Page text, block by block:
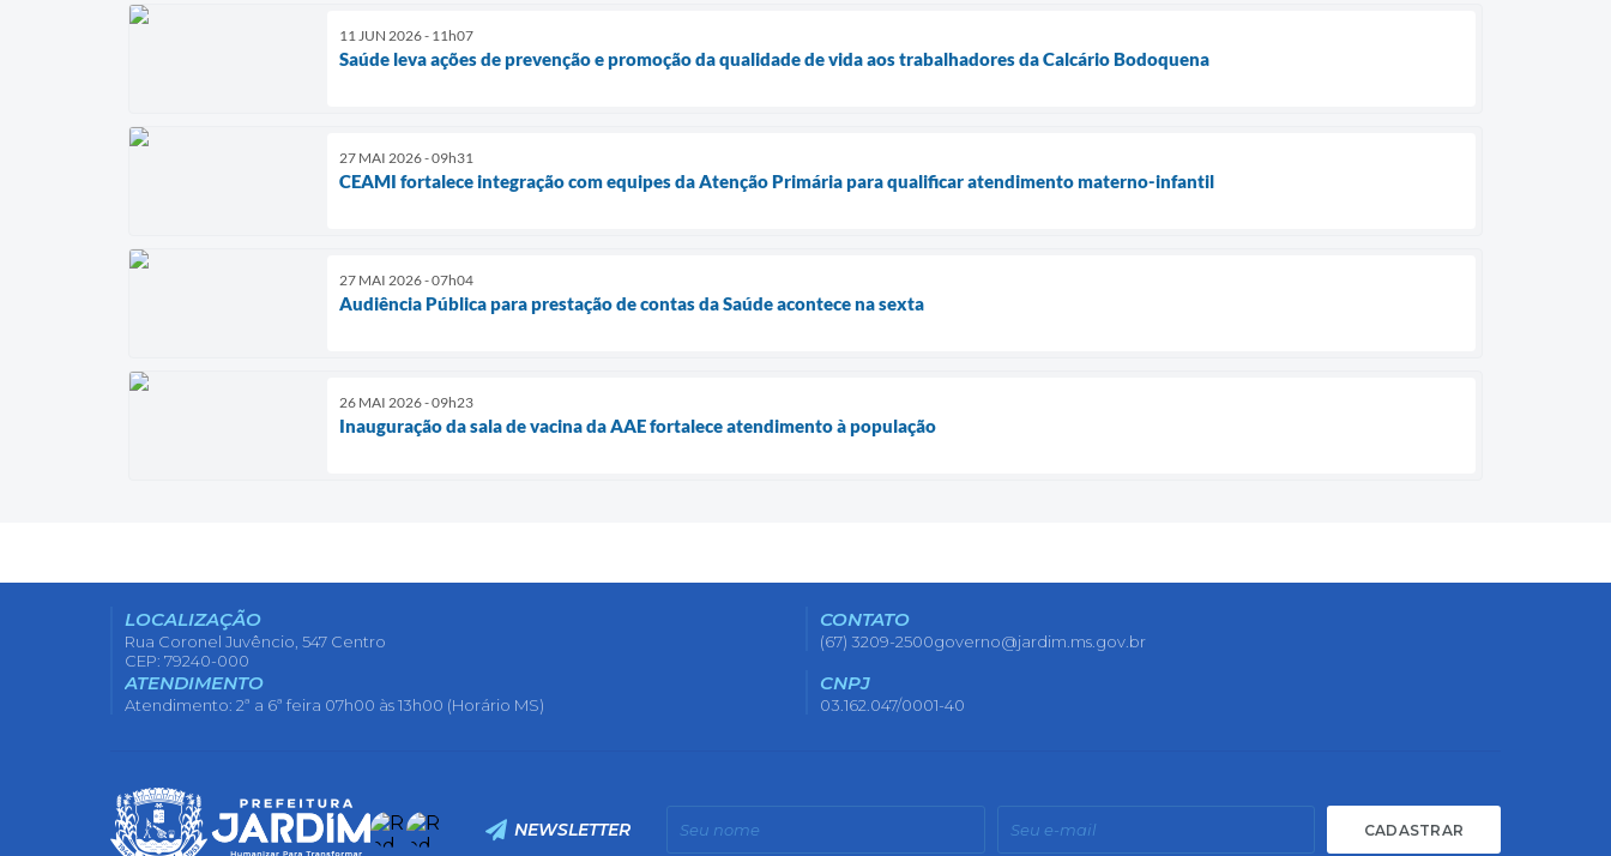
11 JUN 2026 - 11h07
Saúde leva ações de prevenção e promoção da qualidade de vida aos trabalhadores da Calcário Bodoquena
27 MAI 2026 - 09h31
CEAMI fortalece integração com equipes da Atenção Primária para qualificar atendimento materno-infantil
27 MAI 2026 - 07h04
Audiência Pública para prestação de contas da Saúde acontece na sexta
26 MAI 2026 - 09h23
Inauguração da sala de vacina da AAE fortalece atendimento à população
LOCALIZAÇÃO
Rua Coronel Juvêncio, 547 Centro
CEP: 79240-000
CONTATO
(67) 3209-2500governo@jardim.ms.gov.br
ATENDIMENTO
Atendimento: 2ª a 6ª feira 07h00 às 13h00 (Horário MS)
CNPJ
03.162.047/0001-40
NEWSLETTER CADASTRAR